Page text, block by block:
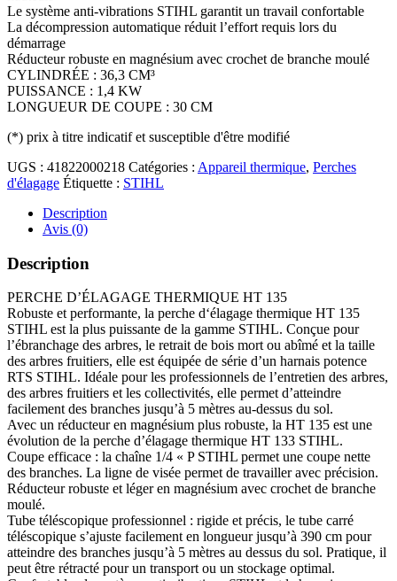
Le système anti-vibrations STIHL garantit un travail confortable
La décompression automatique réduit l’effort requis lors du
démarrage
Réducteur robuste en magnésium avec crochet de branche moulé
CYLINDRÉE : 36,3 CM³
PUISSANCE : 1,4 KW
LONGUEUR DE COUPE : 30 CM
(*) prix à titre indicatif et susceptible d'être modifié
UGS : 41822000218 Catégories : Appareil thermique, Perches
d'élagage Étiquette : STIHL
Description
Avis (0)
Description
PERCHE D’ÉLAGAGE THERMIQUE HT 135
Robuste et performante, la perche d‘élagage thermique HT 135
STIHL est la plus puissante de la gamme STIHL. Conçue pour
l’ébranchage des arbres, le retrait de bois mort ou abîmé et la taille
des arbres fruitiers, elle est équipée de série d’un harnais potence
RTS STIHL. Idéale pour les professionnels de l’entretien des arbres,
des arbres fruitiers et les collectivités, elle permet d’atteindre
facilement des branches jusqu’à 5 mètres au-dessus du sol.
Avec un réducteur en magnésium plus robuste, la HT 135 est une
évolution de la perche d’élagage thermique HT 133 STIHL.
Coupe efficace : la chaîne 1/4 « P STIHL permet une coupe nette
des branches. La ligne de visée permet de travailler avec précision.
Réducteur robuste et léger en magnésium avec crochet de branche
moulé.
Tube téléscopique professionnel : rigide et précis, le tube carré
téléscopique s’ajuste facilement en longueur jusqu’à 390 cm pour
atteindre des branches jusqu’à 5 mètres au dessus du sol. Pratique, il
peut être rétracté pour un transport ou un stockage optimal.